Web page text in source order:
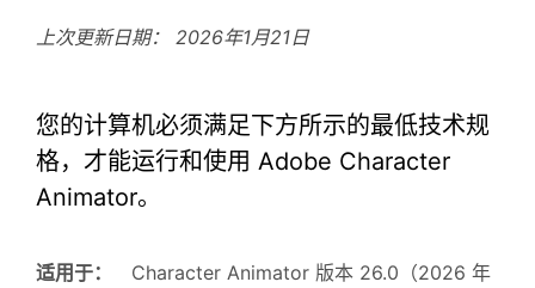
上次更新日期： 2026年1月21日
您的计算机必须满足下方所示的最低技术规
格，才能运行和使用 Adobe Character
Animator。
适用于：
Character Animator 版本 26.0（2026 年